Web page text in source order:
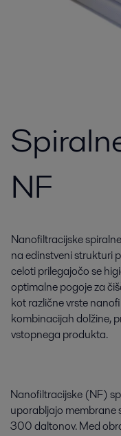
NF
Nanofiltracijske
na edinstveni strukturi
celoti prilegajočo se
optimalne pogoje za
kot različne vrste
kombinacijah dolžine,
vstopnega produkta.
Nanofiltracijske (NF)
uporabljajo membrane
300 daltonov. Med